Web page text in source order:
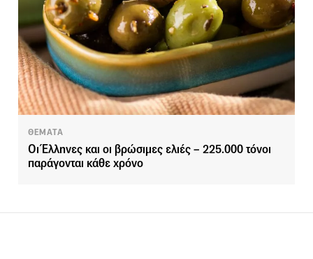
ΘΕΜΑΤΑ
Οι Έλληνες και οι βρώσιμες ελιές – 225.000 τόνοι
παράγονται κάθε χρόνο